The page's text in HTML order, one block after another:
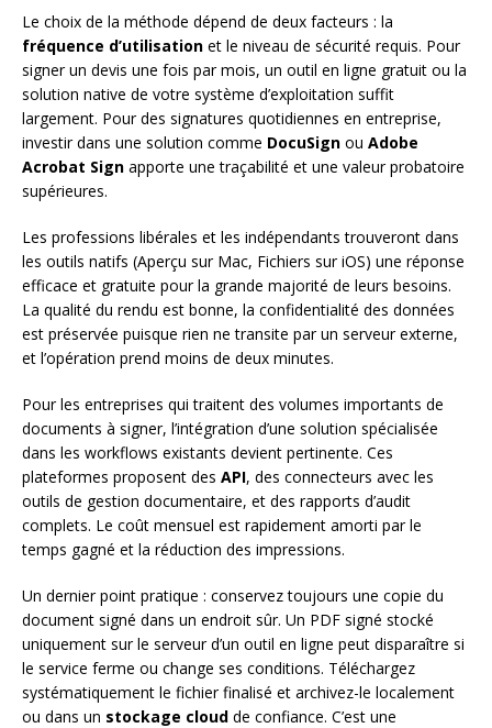
Le choix de la méthode dépend de deux facteurs : la
fréquence d’utilisation et le niveau de sécurité requis. Pour
signer un devis une fois par mois, un outil en ligne gratuit ou la
solution native de votre système d’exploitation suffit
largement. Pour des signatures quotidiennes en entreprise,
investir dans une solution comme DocuSign ou Adobe
Acrobat Sign apporte une traçabilité et une valeur probatoire
supérieures.
Les professions libérales et les indépendants trouveront dans
les outils natifs (Aperçu sur Mac, Fichiers sur iOS) une réponse
efficace et gratuite pour la grande majorité de leurs besoins.
La qualité du rendu est bonne, la confidentialité des données
est préservée puisque rien ne transite par un serveur externe,
et l’opération prend moins de deux minutes.
Pour les entreprises qui traitent des volumes importants de
documents à signer, l’intégration d’une solution spécialisée
dans les workflows existants devient pertinente. Ces
plateformes proposent des API, des connecteurs avec les
outils de gestion documentaire, et des rapports d’audit
complets. Le coût mensuel est rapidement amorti par le
temps gagné et la réduction des impressions.
Un dernier point pratique : conservez toujours une copie du
document signé dans un endroit sûr. Un PDF signé stocké
uniquement sur le serveur d’un outil en ligne peut disparaître si
le service ferme ou change ses conditions. Téléchargez
systématiquement le fichier finalisé et archivez-le localement
ou dans un stockage cloud de confiance. C’est une